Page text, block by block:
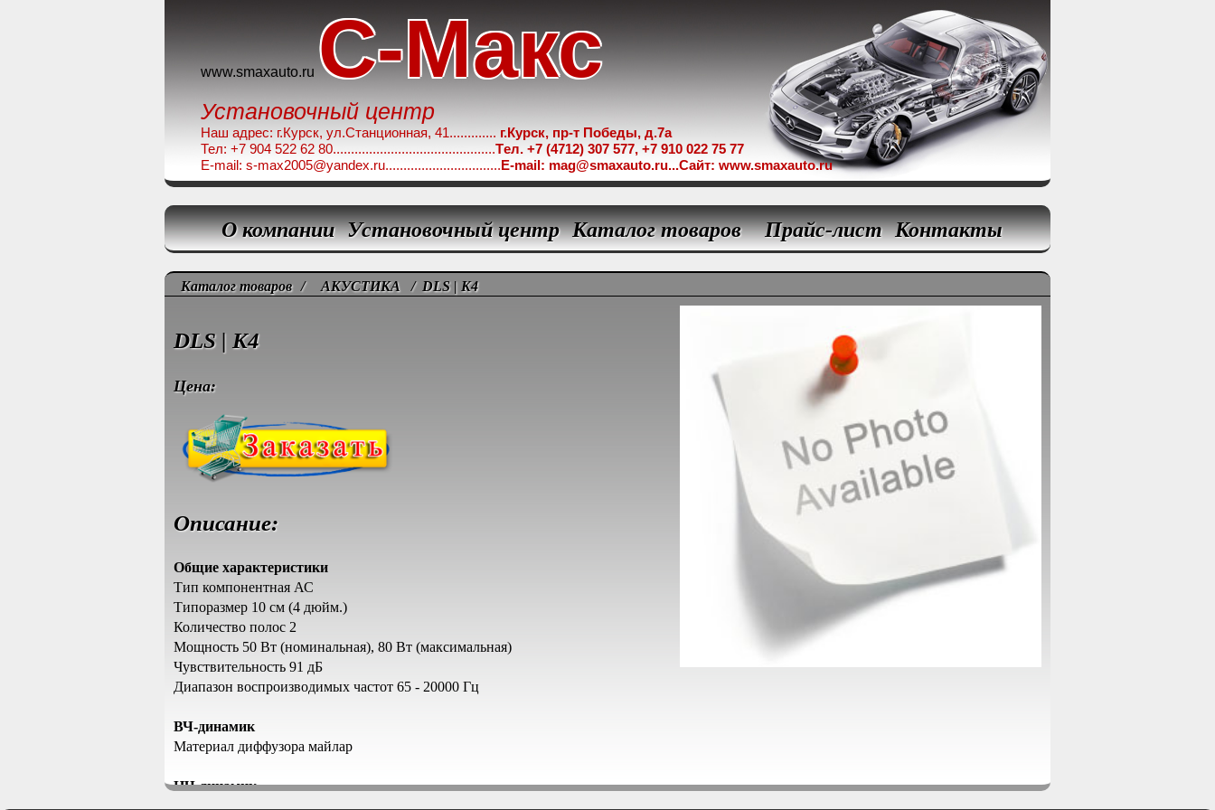
www.smaxauto.ru C-Макс
Установочный центр
Наш адрес: г.Курск, ул.Станционная, 41............. г.Курск, пр-т Победы, д.7а
Тел: +7 904 522 62 80.............................................Tел. +7 (4712) 307 577, +7 910 022 75 77
E-mail: s-max2005@yandex.ru................................E-mail: mag@smaxauto.ru...Сайт: www.smaxauto.ru
О компании Установочный центр Каталог товаров Прайс-лист Контакты
Каталог товаров / АКУСТИКА / DLS | K4
DLS | K4
Цена:
Описание:
Общие характеристики
Тип компонентная АС
Типоразмер 10 см (4 дюйм.)
Количество полос 2
Мощность 50 Вт (номинальная), 80 Вт (максимальная)
Чувствительность 91 дБ
Диапазон воспроизводимых частот 65 - 20000 Гц
ВЧ-динамик
Материал диффузора майлар
НЧ-динамик
Размеры 100 мм